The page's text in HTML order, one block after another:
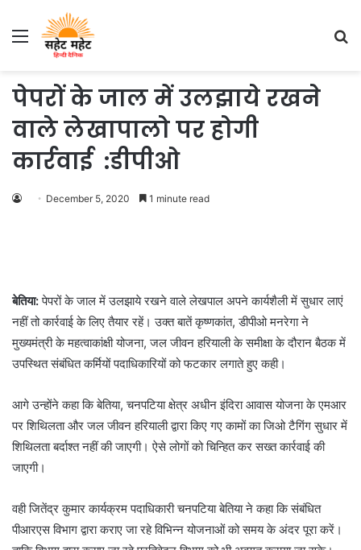
Menu
पेपरों के जाल में उलझाये रखने
वाले लेखापालो पर होगी
कार्रवाई :डीपीओ
December 5, 2020 1 minute read
बेतिया:पेपरों के जाल में उलझाये रखने वाले लेखपाल अपने कार्यशैली में सुधार लाएं
नहीं तो कार्रवाई के लिए तैयार रहें। उक्त बातें कृष्णकांत, डीपीओ मनरेगा ने
मुख्यमंत्री के महत्वाकांक्षी योजना, जल जीवन हरियाली के समीक्षा के दौरान बैठक में
उपस्थित संबंधित कर्मियों पदाधिकारियों को फटकार लगाते हुए कही।
आगे उन्होंने कहा कि बेतिया, चनपटिया क्षेत्र अधीन इंदिरा आवास योजना के एमआर
पर शिथिलता और जल जीवन हरियाली द्वारा किए गए कामों का जिओ टैगिंग सुधार में
शिथिलता बर्दाश्त नहीं की जाएगी। ऐसे लोगों को चिन्हित कर सख्त कार्रवाई की
जाएगी।
वही जितेंद्र कुमार कार्यक्रम पदाधिकारी चनपटिया बेतिया ने कहा कि संबंधित
पीआरएस विभाग द्वारा कराए जा रहे विभिन्न योजनाओं को समय के अंदर पूरा करें।